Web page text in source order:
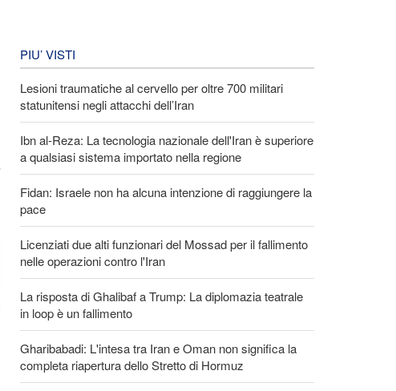
PIU’ VISTI
Lesioni traumatiche al cervello per oltre 700 militari
statunitensi negli attacchi dell’Iran
Ibn al-Reza: La tecnologia nazionale dell'Iran è superiore
a qualsiasi sistema importato nella regione
Fidan: Israele non ha alcuna intenzione di raggiungere la
pace
Licenziati due alti funzionari del Mossad per il fallimento
nelle operazioni contro l'Iran
La risposta di Ghalibaf a Trump: La diplomazia teatrale
in loop è un fallimento
Gharibabadi: L'intesa tra Iran e Oman non significa la
completa riapertura dello Stretto di Hormuz